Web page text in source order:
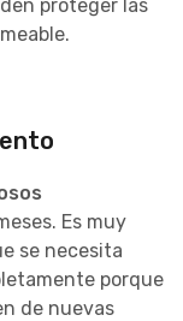
proteger las
Es muy
se necesita
porque
de nuevas